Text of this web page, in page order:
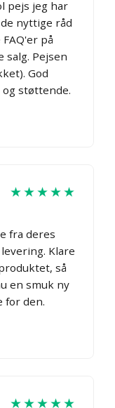
pejs jeg har
nyttige råd
på
salg. Pejsen
God
støttende.
★★★★★
fra deres
Klare
så
en smuk ny
for den.
★★★★★